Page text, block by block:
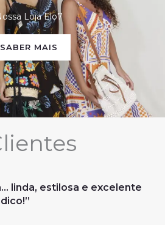
Loja Elo7
SABER MAIS
linda, estilosa e excelente